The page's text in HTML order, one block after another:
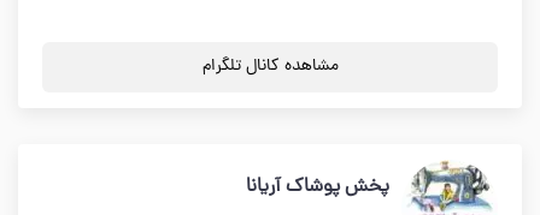
مشاهده کانال تلگرام
پخش پوشاک آریانا